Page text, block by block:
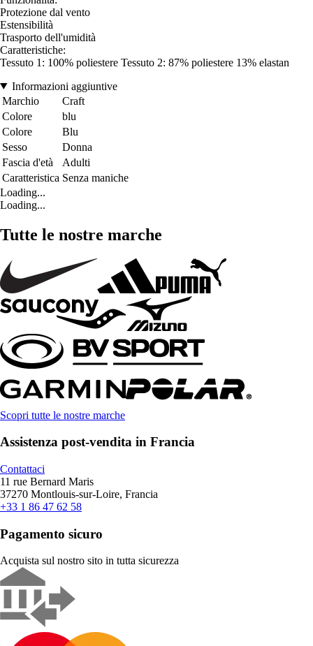
Protezione dal vento
Estensibilità
Trasporto dell'umidità
Caratteristiche:
Tessuto 1: 100% poliestere Tessuto 2: 87% poliestere 13% elastan
Informazioni aggiuntive
Marchio
Craft
Colore
blu
Colore
Blu
Sesso
Donna
Fascia d'età
Adulti
Caratteristica Senza maniche
Loading...
Loading...
Tutte le nostre marche
Scopri tutte le nostre marche
Assistenza post-vendita in Francia
Contattaci
11 rue Bernard Maris
37270 Montlouis-sur-Loire, Francia
+33 1 86 47 62 58
Pagamento sicuro
Acquista sul nostro sito in tutta sicurezza